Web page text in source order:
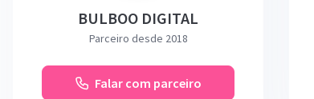
BULBOO DIGITAL
Parceiro desde 2018
Falar com parceiro